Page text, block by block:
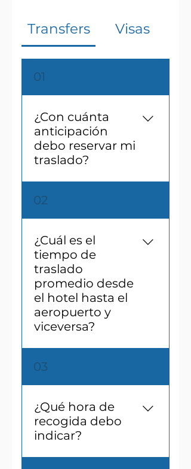
Transfers Visas
01
¿Con cuánta
anticipación
debo reservar mi
traslado?
Debes reservar tu
traslado con al menos 24
horas de anticipación.
02
¿Cuál es el
tiempo de
traslado
promedio desde
el hotel hasta el
aeropuerto y
viceversa?
El tiempo de traslado
desde/hacia el
Aeropuerto Internacional
Benito Juárez
hacia/desde distintas
zonas de la Ciudad de
aproximadamente 45 a
03
¿Qué hora de
recogida debo
indicar?